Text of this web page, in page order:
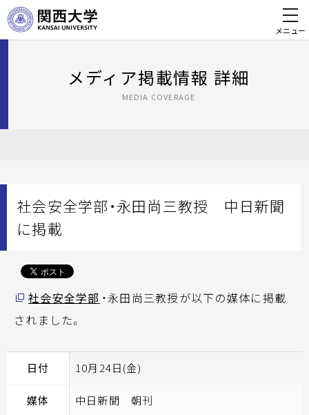
メニュー
メディア掲載情報 詳細
MEDIA COVERAGE
社会安全学部・永田尚三教授 中日新聞
に掲載
社会安全学部 ・永田尚三教授が以下の媒体に掲載
されました。
日付 10月24日(金)
媒体 中日新聞 朝刊